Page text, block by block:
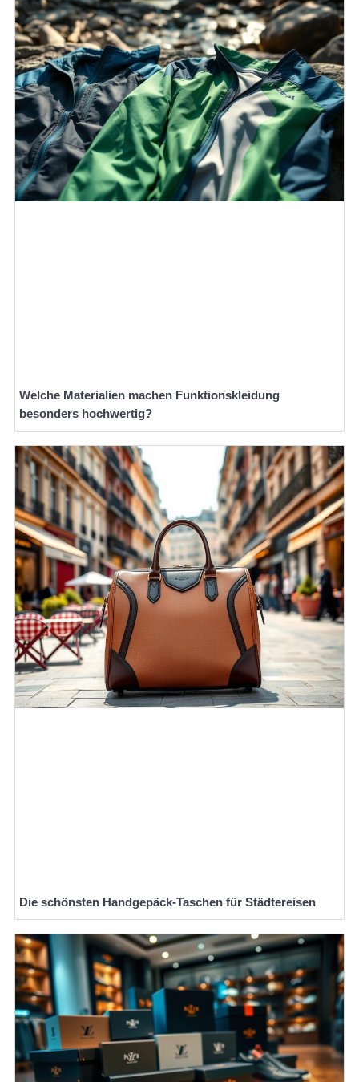
Welche Materialien machen Funktionskleidung
besonders hochwertig?
Die schönsten Handgepäck-Taschen für Städtereisen